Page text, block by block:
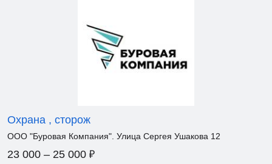
Охрана , сторож
ООО "Буровая Компания". Улица Сергея Ушакова 12
23 000 – 25 000 ₽